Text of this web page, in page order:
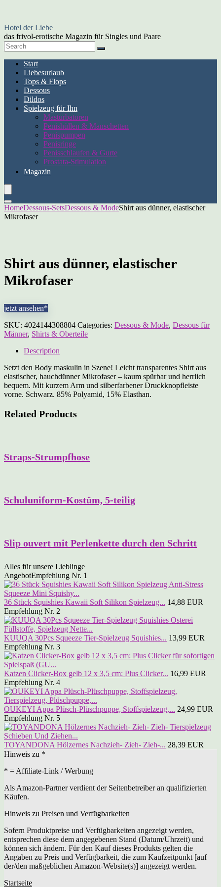
Hotel der Liebe
das frivol-erotische Magazin für Singles und Paare
Start
Liebesurlaub
Tops & Flops
Dessous
Dildos
Spielzeug für Ihn
Masturbatoren
Penishüllen & Manschetten
Penispumpen
Penisringe
Penisschlaufen & Gurte
Prostata-Stimulation
Magazin
HomeDessous-SetsDessous & ModeShirt aus dünner, elastischer
Mikrofaser
Shirt aus dünner, elastischer
Mikrofaser
jetzt ansehen*
SKU: 4024144308804 Categories: Dessous & Mode, Dessous für
Männer, Shirts & Oberteile
Description
Setzt den Body maskulin in Szene! Leicht transparentes Shirt aus
elastischer, hauchdünner Mikrofaser – kaum spürbar und herrlich
bequem. Mit kurzem Arm und silberfarbener Druckknopfleiste
vorne. Schwarz. 85% Polyamid, 15% Elasthan.
Related Products
Straps-Strumpfhose
Schuluniform-Kostüm, 5-teilig
Slip ouvert mit Perlenkette durch den Schritt
Alles für unsere Lieblinge
AngebotEmpfehlung Nr. 1
36 Stück Squishies Kawaii Soft Silikon Spielzeug... 14,88 EUR
Empfehlung Nr. 2
KUUQA 30Pcs Squeeze Tier-Spielzeug Squishies... 13,99 EUR
Empfehlung Nr. 3
Katzen Clicker-Box gelb 12 x 3,5 cm: Plus Clicker... 16,99 EUR
Empfehlung Nr. 4
OUKEYI Appa Plüsch-Plüschpuppe, Stoffspielzeug,... 24,99 EUR
Empfehlung Nr. 5
TOYANDONA Hölzernes Nachzieh- Zieh- Zieh-... 28,39 EUR
Hinweis zu *
* = Affiliate-Link / Werbung
Als Amazon-Partner verdient der Seitenbetreiber an qualifizierten
Käufen.
Hinweis zu Preisen und Verfügbarkeiten
Sofern Produktpreise und Verfügbarkeiten angezeigt werden,
entsprechen diese dem angegebenen Stand (Datum/Uhrzeit) und
können sich ändern. Für den Kauf dieses Produkts gelten die
Angaben zu Preis und Verfügbarkeit, die zum Kaufzeitpunkt [auf
der/den maßgeblichen Amazon-Website(s)] angezeigt werden.
Startseite